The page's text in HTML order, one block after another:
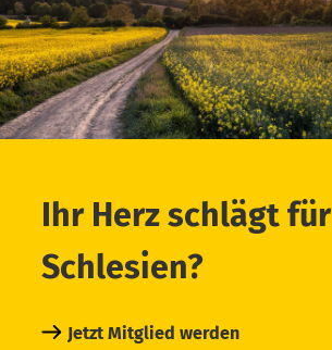
Ihr Herz schlägt für
Schlesien?
Jetzt Mitglied werden